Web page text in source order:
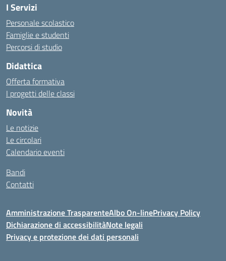
I Servizi
Personale scolastico
Famiglie e studenti
Percorsi di studio
Didattica
Offerta formativa
I progetti delle classi
Novità
Le notizie
Le circolari
Calendario eventi
Bandi
Contatti
Amministrazione TrasparenteAlbo On-linePrivacy Policy
Dichiarazione di accessibilitàNote legali
Privacy e protezione dei dati personali